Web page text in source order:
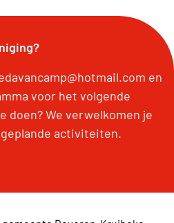
en
voor het volgende
doen? We verwelkomen je
geplande activiteiten.